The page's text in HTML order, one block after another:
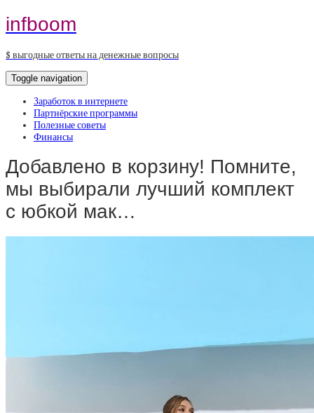
infboom
$ выгодные ответы на денежные вопросы
Toggle navigation
Заработок в интернете
Партнёрские программы
Полезные советы
Финансы
Добавлено в корзину! Помните,
мы выбирали лучший комплект
с юбкой мак…